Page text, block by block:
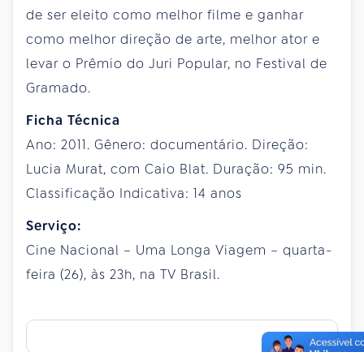
de ser eleito como melhor filme e ganhar
como melhor direção de arte, melhor ator e
levar o Prêmio do Juri Popular, no Festival de
Gramado.
Ficha Técnica
Ano: 2011. Gênero: documentário. Direção:
Lucia Murat, com Caio Blat. Duração: 95 min.
Classificação Indicativa: 14 anos
Serviço:
Cine Nacional – Uma Longa Viagem – quarta-
feira (26), às 23h, na TV Brasil.